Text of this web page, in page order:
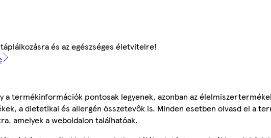
és az egészséges életvitelre!
a termékinformációk pontosak legyenek, azonban az
a dietetikai és allergén összetevők is. Minden esetben olvasd el a
amelyek a weboldalon találhatóak.